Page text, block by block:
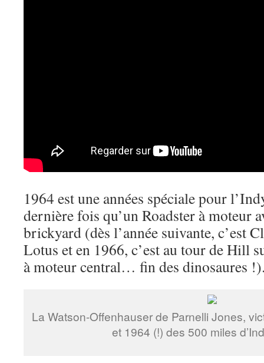
1964 est une années spéciale pour
dernière fois qu’un Roadster à moteur
brickyard (dès l’année suivante, c’est
Lotus et en 1966, c’est au tour de Hill
à moteur central… fin des dinosaures
La Watson-Offenhauser de Parnelli Jones,
et 1964 (!) des 500 miles